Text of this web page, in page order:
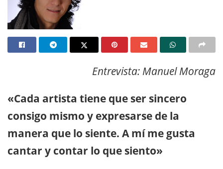
Entrevista: Manuel Moraga
«Cada artista tiene que ser sincero
consigo mismo y expresarse de la
manera que lo siente. A mí me gusta
cantar y contar lo que siento»